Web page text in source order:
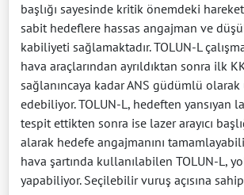
başlığı sayesinde kritik önemdeki
sabit hedeflere hassas angajman ve
kabiliyeti sağlamaktadır. TOLUN-L
hava araçlarından ayrıldıktan sonra ilk
sağlanıncaya kadar ANS güdümlü
edebiliyor. TOLUN-L, hedeften yansıyan
tespit ettikten sonra ise lazer arayıcı
alarak hedefe angajmanını
hava şartında kullanılabilen TOLUN-L,
yapabiliyor. Seçilebilir vuruş açısına